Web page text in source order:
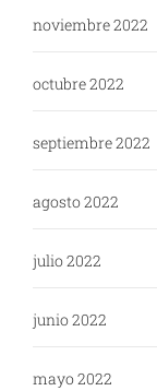
noviembre 2022
octubre 2022
septiembre 2022
agosto 2022
julio 2022
junio 2022
mayo 2022